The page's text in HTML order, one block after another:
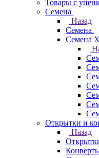
Товары с
Семена
Назад
Семена
Семена
Открытки и
Назад